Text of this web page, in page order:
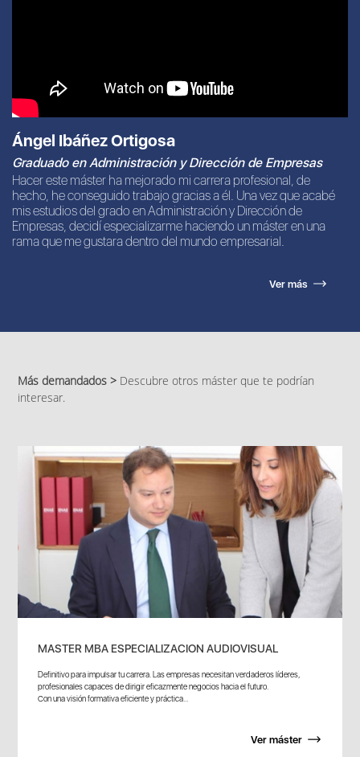
Ángel Ibáñez Ortigosa
Graduado en Administración y Dirección de Empresas
Hacer este máster ha mejorado mi carrera profesional, de
hecho, he conseguido trabajo gracias a él. Una vez que acabé
mis estudios del grado en Administración y Dirección de
Empresas, decidí especializarme haciendo un máster en una
rama que me gustara dentro del mundo empresarial.
Ver más
Más demandados > Descubre otros máster que te podrían
interesar.
MASTER MBA ESPECIALIZACION AUDIOVISUAL
Definitivo para impulsar tu carrera. Las empresas necesitan verdaderos líderes,
profesionales capaces de dirigir eficazmente negocios hacia el futuro.
Con una visión formativa eficiente y práctica...
Ver máster